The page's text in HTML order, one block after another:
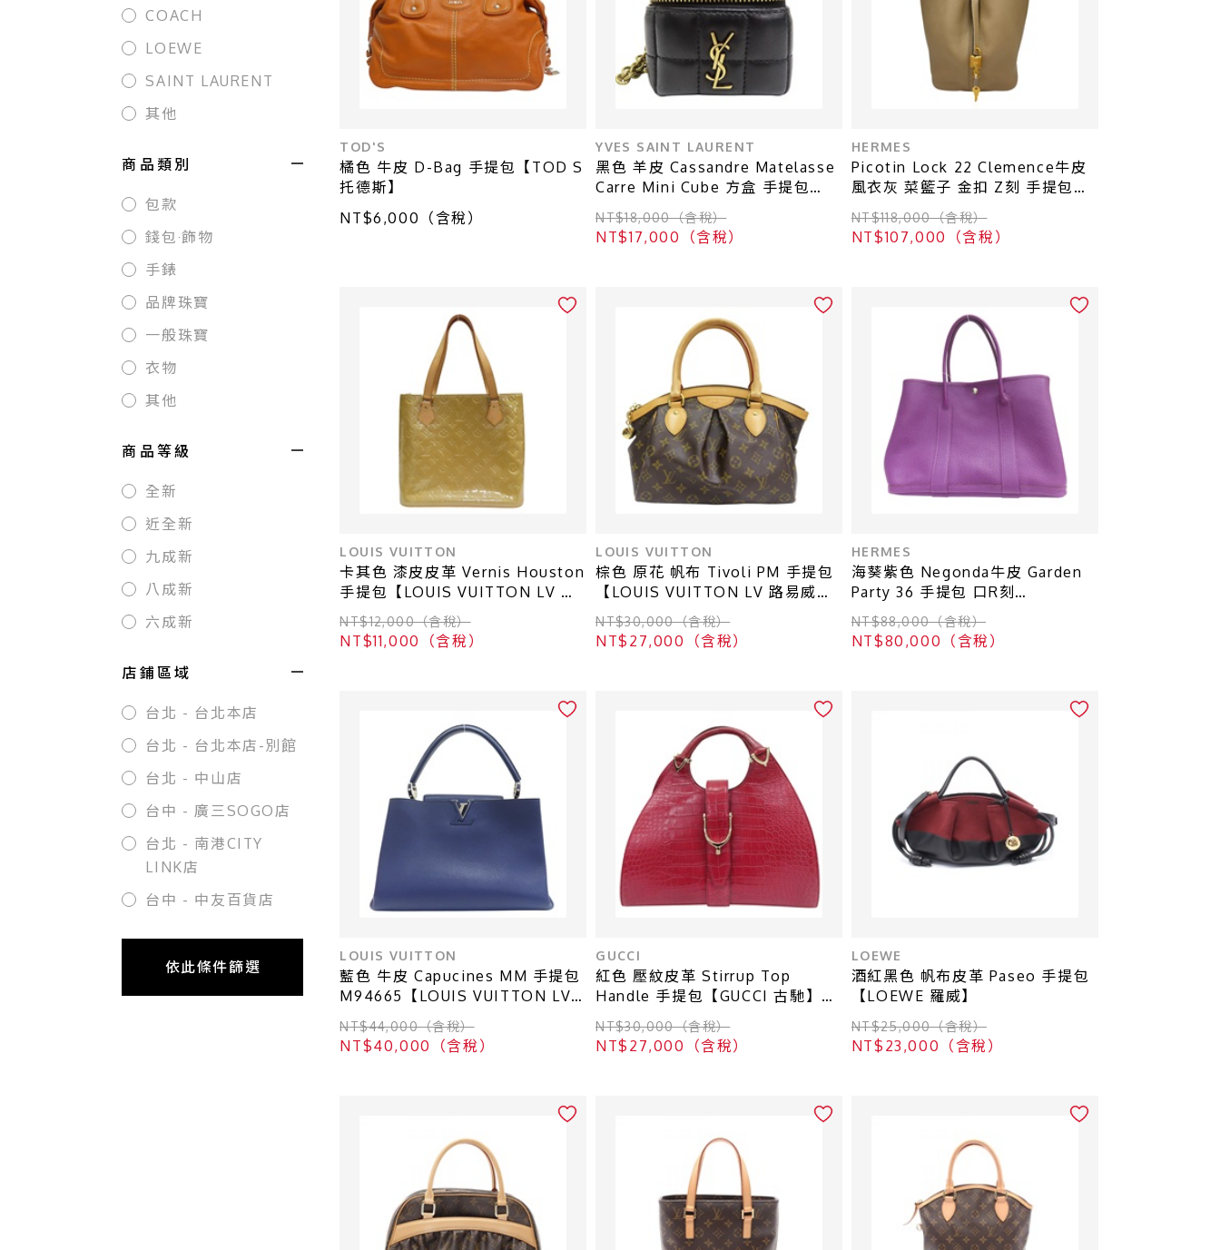
COACH
LOEWE
SAINT LAURENT
其他
商品類別
包款
錢包·飾物
手錶
品牌珠寶
一般珠寶
衣物
其他
商品等級
全新
近全新
九成新
八成新
六成新
店鋪區域
台北 - 台北本店
台北 - 台北本店-別館
台北 - 中山店
台中 - 廣三SOGO店
台北 - 南港CITY
LINK店
台中 - 中友百貨店
依此條件篩選
TOD'S
橘色 牛皮 D-Bag 手提包【TOD S
托德斯】
NT$6,000（含稅）
YVES SAINT LAURENT
黑色 羊皮 Cassandre Matelasse
Carre Mini Cube 方盒 手提包
【SAINT LAURENT YSL 聖羅
蘭】 773592AABVP1000
NT$18,000（含稅）
NT$17,000（含稅）
HERMES
Picotin Lock 22 Clemence牛皮
風衣灰 菜籃子 金扣 Z刻 手提包
【HERMES 愛馬仕】
NT$118,000（含稅）
NT$107,000（含稅）
LOUIS VUITTON
卡其色 漆皮皮革 Vernis Houston
手提包【LOUIS VUITTON LV 路
易威登】 M91004
NT$12,000（含稅）
NT$11,000（含稅）
LOUIS VUITTON
棕色 原花 帆布 Tivoli PM 手提包
【LOUIS VUITTON LV 路易威
登】 M40143
NT$30,000（含稅）
NT$27,000（含稅）
HERMES
海葵紫色 Negonda牛皮 Garden
Party 36 手提包 口R刻
【HERMES 愛馬仕】
NT$88,000（含稅）
NT$80,000（含稅）
LOUIS VUITTON
藍色 牛皮 Capucines MM 手提包
M94665【LOUIS VUITTON LV
路易威登】 M94665
NT$44,000（含稅）
NT$40,000（含稅）
GUCCI
紅色 壓紋皮革 Stirrup Top
Handle 手提包【GUCCI 古馳】
277514
NT$30,000（含稅）
NT$27,000（含稅）
LOEWE
酒紅黑色 帆布皮革 Paseo 手提包
【LOEWE 羅威】
NT$25,000（含稅）
NT$23,000（含稅）